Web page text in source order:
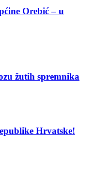
Orebić – u
žutih spremnika
Hrvatske!